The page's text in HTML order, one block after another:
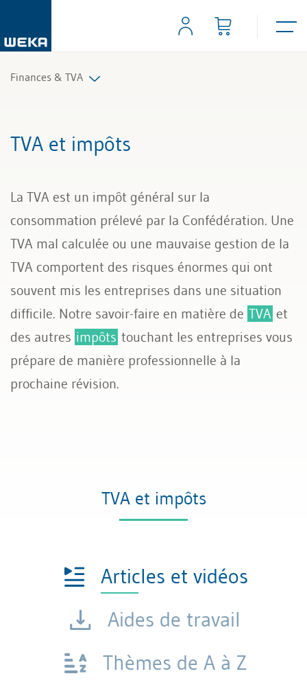
Finances & TVA
TVA et impôts
TVA et impôts
La TVA est un impôt général sur la
consommation prélevé par la Confédération. Une
TVA mal calculée ou une mauvaise gestion de la
TVA comportent des risques énormes qui ont
souvent mis les entreprises dans une situation
difficile. Notre savoir-faire en matière de TVA et
des autres impôts touchant les entreprises vous
prépare de manière professionnelle à la
prochaine révision.
TVA et impôts
Articles et vidéos
Aides de travail
Thèmes de A à Z